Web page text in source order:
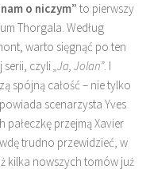
o niczym” to pierwszy
Thorgala. Według
warto sięgnąć po ten
serii, czyli„Ja, Jolan”. I
spójną całość – nie tylko
scenarzysta Yves
pałeczkę przejmą Xavier
trudno przewidzieć, w
kilka nowszych tomów już